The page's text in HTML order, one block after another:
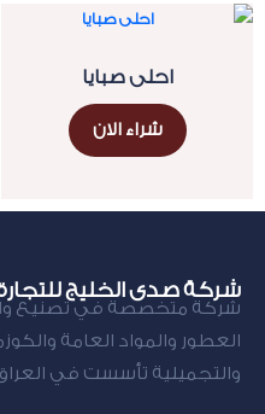
احلى صبايا
شراء الان
شركة صدى الخليج
شركة متخصصة في تصنيع
العطور والمواد العامة
والتجميلية تأسست في العراق